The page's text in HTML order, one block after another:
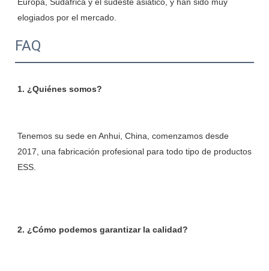
Europa, Sudáfrica y el sudeste asiático, y han sido muy
FAQ
Tenemos su sede en Anhui, China, comenzamos desde
2017, una fabricación profesional para todo tipo de productos